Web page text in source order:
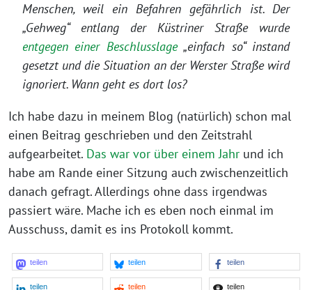
Menschen, weil ein Befahren gefährlich ist. Der
„Gehweg“ entlang der Küstriner Straße wurde
entgegen einer Beschlusslage„einfach so“ instand
gesetzt und die Situation an der Werster Straße wird
ignoriert. Wann geht es dort los?
Ich habe dazu in meinem Blog (natürlich) schon mal
einen Beitrag geschrieben und den Zeitstrahl
aufgearbeitet. Das war vor über einem Jahr und ich
habe am Rande einer Sitzung auch zwischenzeitlich
danach gefragt. Allerdings ohne dass irgendwas
passiert wäre. Mache ich es eben noch einmal im
Ausschuss, damit es ins Protokoll kommt.
teilen teilen teilen
teilen teilen teilen